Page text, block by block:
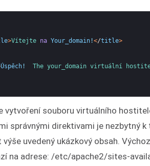
>Vítejte na Your_domain!</title>
Úspěch! The your_domain virtuální
vytvoření souboru virtuálního
správnými direktivami je nezbytný k
uvedený ukázkový obsah.
na adrese: /etc/apache2/sites-